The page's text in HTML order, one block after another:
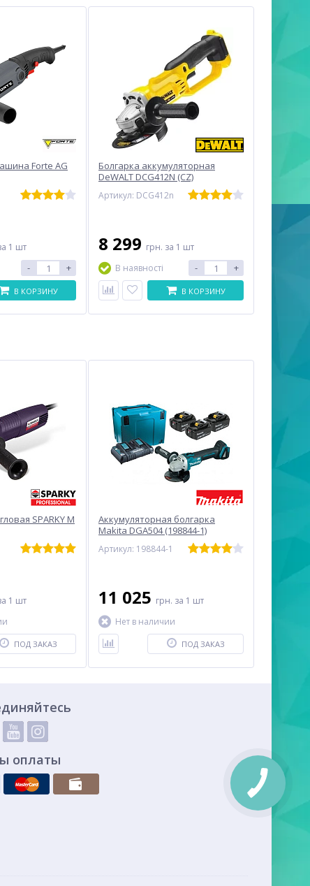
Forte AG
1 шт
- +
В КОРЗИНУ
Болгарка аккумуляторная
DeWALT DCG412N (CZ)
Артикул: DCG412n
8 299 грн. за 1 шт
В наявності
- +
В КОРЗИНУ
SPARKY M
1 шт
ПОД ЗАКАЗ
Аккумуляторная болгарка
Makita DGA504 (198844-1)
Артикул: 198844-1
11 025 грн. за 1 шт
Нет в наличии
ПОД ЗАКАЗ
оплаты